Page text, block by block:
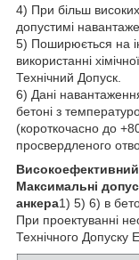
4) При більш
допустимі
5) Поширюється на
використанні
Технічний Допуск.
6) Дані
бетоні з
(короткочасно до
просвердленого
Високоефективний
Максимальні
анкера1) 5) 6) в
При проектуванні
Технічного Допуску